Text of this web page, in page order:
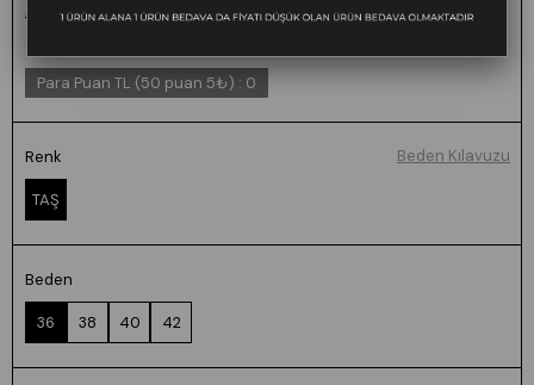
₺2.400,00 ₺1.199,00 50 FARKLI VEYA AYNI TÜM
Para Puan TL (50 puan 5₺) : 0
Renk
TAŞ
Beden
36 38 40 42
Beden Kılavuzu